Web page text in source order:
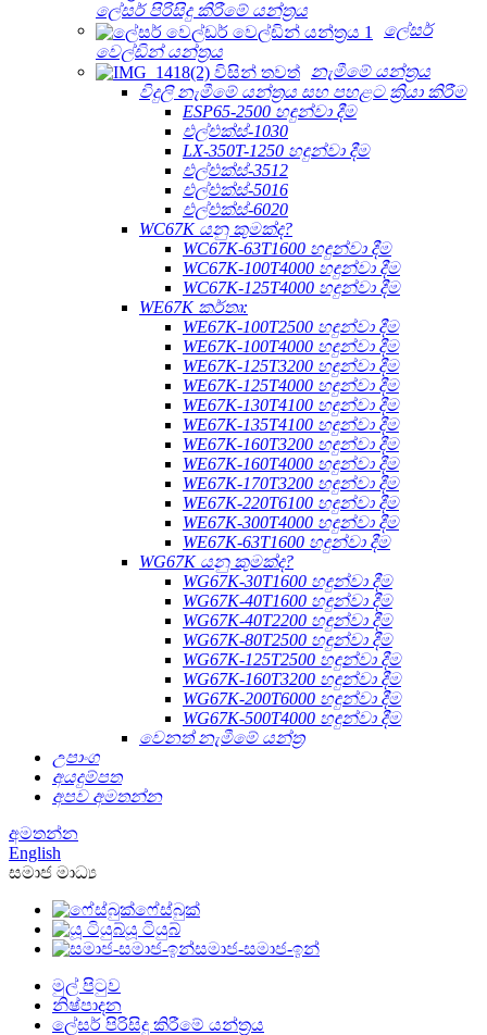
ලේසර් පිරිසිදු කිරීමේ යන්ත්‍රය
ලේසර්
වෙල්ඩින් යන්ත්‍රය
නැමීමේ යන්ත්‍රය
විදුලි නැමීමේ යන්ත්‍රය සහ පහළට ක්‍රියා කිරීම
ESP65-2500 හඳුන්වා දීම
එල්එක්ස්-1030
LX-350T-1250 හඳුන්වා දීම
එල්එක්ස්-3512
එල්එක්ස්-5016
එල්එක්ස්-6020
WC67K යනු කුමක්ද?
WC67K-63T1600 හඳුන්වා දීම
WC67K-100T4000 හඳුන්වා දීම
WC67K-125T4000 හඳුන්වා දීම
WE67K කර්තෘ:
WE67K-100T2500 හඳුන්වා දීම
WE67K-100T4000 හඳුන්වා දීම
WE67K-125T3200 හඳුන්වා දීම
WE67K-125T4000 හඳුන්වා දීම
WE67K-130T4100 හඳුන්වා දීම
WE67K-135T4100 හඳුන්වා දීම
WE67K-160T3200 හඳුන්වා දීම
WE67K-160T4000 හඳුන්වා දීම
WE67K-170T3200 හඳුන්වා දීම
WE67K-220T6100 හඳුන්වා දීම
WE67K-300T4000 හඳුන්වා දීම
WE67K-63T1600 හඳුන්වා දීම
WG67K යනු කුමක්ද?
WG67K-30T1600 හඳුන්වා දීම
WG67K-40T1600 හඳුන්වා දීම
WG67K-40T2200 හඳුන්වා දීම
WG67K-80T2500 හඳුන්වා දීම
WG67K-125T2500 හඳුන්වා දීම
WG67K-160T3200 හඳුන්වා දීම
WG67K-200T6000 හඳුන්වා දීම
WG67K-500T4000 හඳුන්වා දීම
වෙනත් නැමීමේ යන්ත්‍ර
උපාංග
අයදුම්පත
අපව අමතන්න
අමතන්න
English
සමාජ මාධ්‍ය
ෆේස්බුක්
යූ ටියුබ්
සමාජ-සමාජ-ඉන්
මුල් පිටුව
නිෂ්පාදන
ලේසර් පිරිසිදු කිරීමේ යන්ත්‍රය